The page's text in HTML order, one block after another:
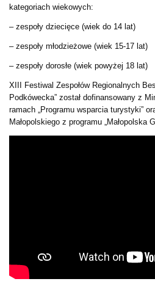
kategoriach wiekowych:
– zespoły dziecięce (wiek do 14 lat)
– zespoły młodzieżowe (wiek 15-17 lat)
– zespoły dorosłe (wiek powyżej 18 lat)
XIII Festiwal Zespołów Regionalnych
Podkówecka” został dofinansowany z
ramach „Programu wsparcia turystyki”
Małopolskiego z programu „Małopolska